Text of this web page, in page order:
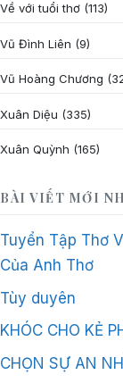
Về với tuổi thơ (113)
Vũ Đình Liên (9)
Vũ Hoàng Chương
Xuân Diệu (335)
Xuân Quỳnh (165)
BÀI VIẾT MỚI
Tuyển Tập Thơ
Của Anh Thơ
Tùy duyên
KHÓC CHO KẺ
CHỌN SỰ AN